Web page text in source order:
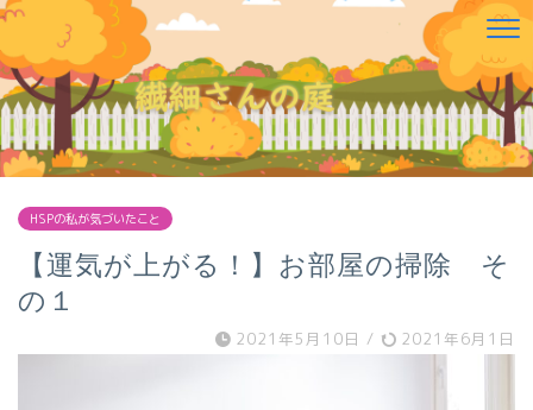
HSPの私が気づいたこと
【運気が上がる！】お部屋の掃除 そ
の１
2021年5月10日 / 2021年6月1日